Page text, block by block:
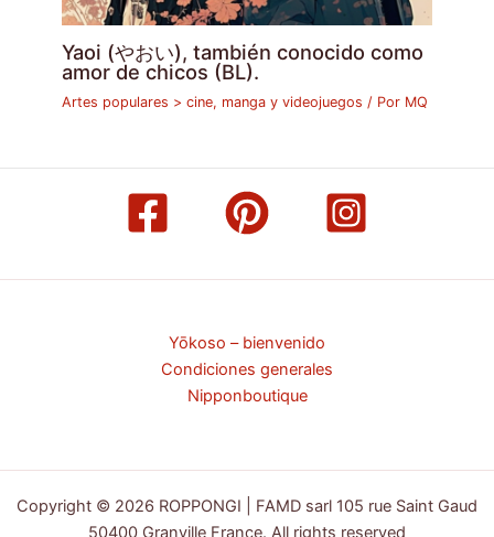
Yaoi (やおい), también conocido como
amor de chicos (BL).
Artes populares > cine, manga y videojuegos / Por MQ
Yōkoso – bienvenido
Condiciones generales
Nipponboutique
Copyright © 2026 ROPPONGI | FAMD sarl 105 rue Saint Gaud
50400 Granville France. All rights reserved